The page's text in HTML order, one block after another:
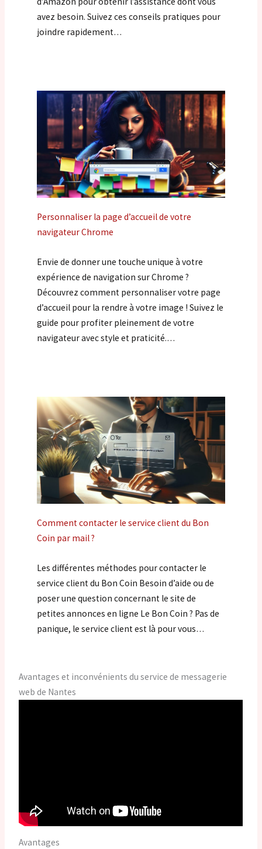
avez besoin. Suivez ces conseils pratiques pour
joindre rapidement…
Personnaliser la page d’accueil de votre
navigateur Chrome
Envie de donner une touche unique à votre
expérience de navigation sur Chrome ?
Découvrez comment personnaliser votre page
d’accueil pour la rendre à votre image ! Suivez le
guide pour profiter pleinement de votre
navigateur avec style et praticité.…
Comment contacter le service client du Bon
Coin par mail ?
Les différentes méthodes pour contacter le
service client du Bon Coin Besoin d’aide ou de
poser une question concernant le site de
petites annonces en ligne Le Bon Coin ? Pas de
panique, le service client est là pour vous…
Avantages et inconvénients du service de messagerie
web de Nantes
Avantages